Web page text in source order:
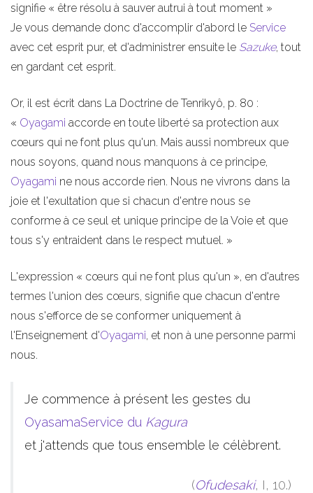
signifie « être résolu à sauver autrui à tout moment »
Je vous demande donc d'accomplir d'abord le Service
avec cet esprit pur, et d'administrer ensuite le Sazuke, tout
en gardant cet esprit.
Or, il est écrit dans La Doctrine de Tenrikyô, p. 80 :
« Oyagami accorde en toute liberté sa protection aux
cœurs qui ne font plus qu'un. Mais aussi nombreux que
nous soyons, quand nous manquons à ce principe,
Oyagami ne nous accorde rien. Nous ne vivrons dans la
joie et l'exultation que si chacun d'entre nous se
conforme à ce seul et unique principe de la Voie et que
tous s'y entraident dans le respect mutuel. »
L'expression « cœurs qui ne font plus qu'un », en d'autres
termes l'union des cœurs, signifie que chacun d'entre
nous s'efforce de se conformer uniquement à
l'Enseignement d'Oyagami, et non à une personne parmi
nous.
Je commence à présent les gestes du
OyasamaService du Kagura
et j'attends que tous ensemble le célèbrent.
(Ofudesaki, I, 10.)